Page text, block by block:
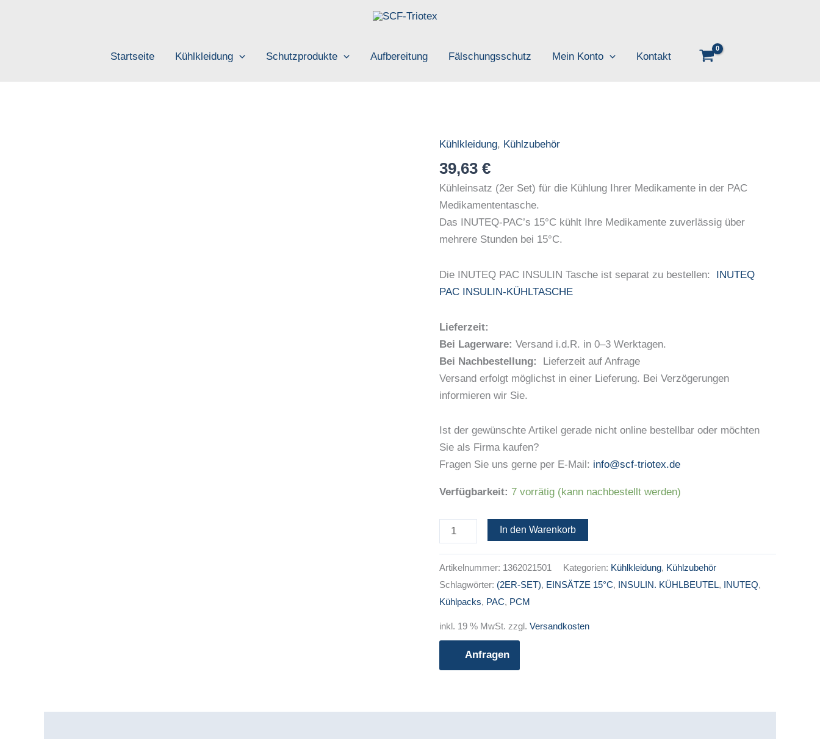
Startseite
Kühlkleidung Schutzprodukte Aufbereitung Fälschungsschutz Mein Konto Kontakt
Kühlkleidung, Kühlzubehör
39,63 €
Kühleinsatz (2er Set) für die Kühlung Ihrer Medikamente in der PAC
Medikamententasche.
Das INUTEQ-PAC’s 15°C kühlt Ihre Medikamente zuverlässig über
mehrere Stunden bei 15°C.
Die INUTEQ PAC INSULIN Tasche ist separat zu bestellen: INUTEQ
PAC INSULIN-KÜHLTASCHE
Lieferzeit:
Bei Lagerware: Versand i.d.R. in 0–3 Werktagen.
Bei Nachbestellung:
Lieferzeit auf Anfrage
Versand erfolgt möglichst in einer Lieferung. Bei Verzögerungen
informieren wir Sie.
Ist der gewünschte Artikel gerade nicht online bestellbar oder möchten
Sie als Firma kaufen?
Fragen Sie uns gerne per E-Mail: info@scf-triotex.de
Verfügbarkeit: 7 vorrätig (kann nachbestellt werden)
INUTEQ
PAC
Stk.)
Menge
In den Warenkorb
Artikelnummer: 1362021501 Kategorien: Kühlkleidung, Kühlzubehör
Schlagwörter: (2ER-SET), EINSÄTZE 15°C, INSULIN. KÜHLBEUTEL, INUTEQ,
Kühlpacks, PAC, PCM
inkl. 19 % MwSt. zzgl. Versandkosten
Anfragen